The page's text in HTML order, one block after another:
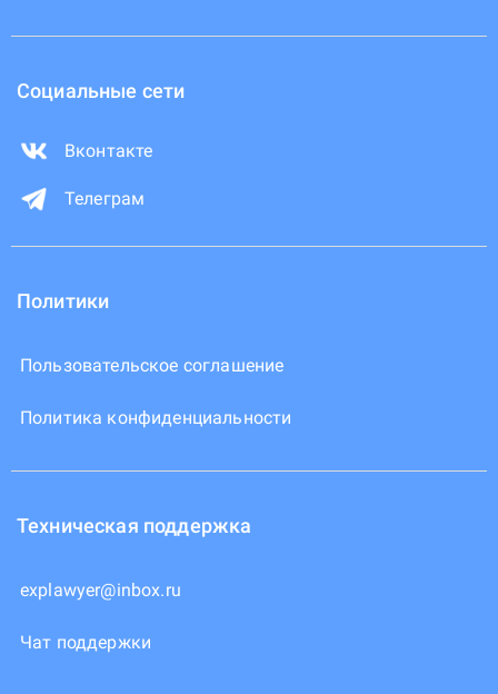
Социальные сети
Вконтакте
Телеграм
Политики
Пользовательское соглашение
Политика конфиденциальности
Техническая поддержка
explawyer@inbox.ru
Чат поддержки